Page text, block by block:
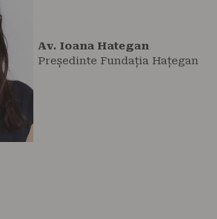
Av. Ioana Hategan
Președinte Fundația Hațegan